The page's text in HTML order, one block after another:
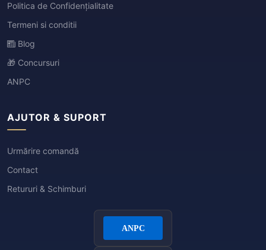
Politica de Confidențialitate
Termeni si conditii
Blog
🎁 Concursuri
ANPC
AJUTOR & SUPORT
Urmărire comandă
Contact
Retururi & Schimburi